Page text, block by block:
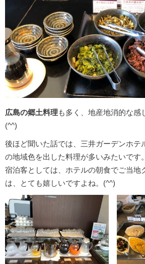
広島の郷土料理も多く、地産地消的な感
(^^)
後ほど聞いた話では、三井ガーデンホテ
の地域色を出した料理が多いみたいです。
宿泊客としては、ホテルの朝食でご当地
は、とても嬉しいですよね。(^^)